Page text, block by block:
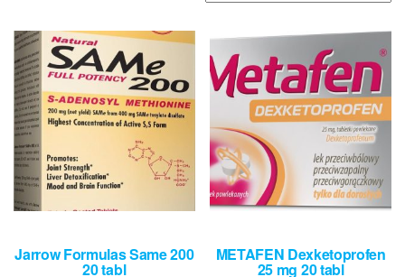
Jarrow Formulas Same 200
20 tabl
METAFEN Dexketoprofen
25 mg 20 tabl